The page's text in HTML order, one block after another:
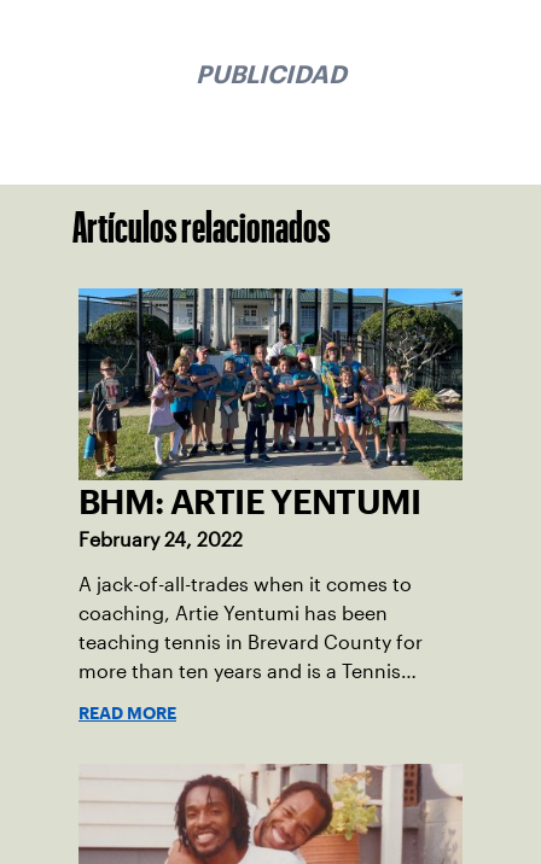
PUBLICIDAD
Artículos relacionados
BHM: ARTIE YENTUMI
February 24, 2022
A jack-of-all-trades when it comes to
coaching, Artie Yentumi has been
teaching tennis in Brevard County for
more than ten years and is a Tennis
throughout the courts.
READ MORE